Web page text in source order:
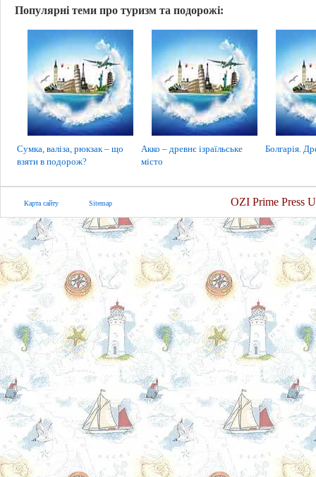
Популярні теми про туризм та подорожі:
Сумка, валіза, рюкзак – що
взяти в подорож?
Акко – древнє ізраїльське
місто
Болгарія.
Карта сайту Sitemap OZI Prime Press